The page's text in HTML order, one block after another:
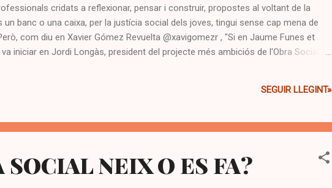
cridats a reflexionar, pensar i construir, propostes al voltant de la
banc o una caixa, per la justícia social dels joves, tingui sense cap mena de
com diu en Xavier Gómez Revuelta @xavigomezr , "Si en Jaume Funes et
iniciar en Jordi Longàs, president del projecte més ambiciós de l'Obra Social La
el moment de la infancia, de les formes de pobresa, i de la necessitat de
i de polítics, ...
SEGUIR LLEGINT»
NEIX O ES FA?